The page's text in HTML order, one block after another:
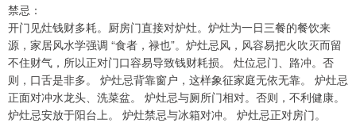
禁忌：
开门见灶钱财多耗。厨房门直接对炉灶。炉灶为一日三餐的餐饮来
源，家居风水学强调 “食者，禄也”。炉灶忌风，风容易把火吹灭而留
不住财气，所以正对门口容易导致钱财耗损。 灶位忌门、路冲。否
则，口舌是非多。 炉灶忌背靠窗户，这样象征家庭无依无靠。 炉灶忌
正面对冲水龙头、洗菜盆。 炉灶忌与厕所门相对。否则，不利健康。
炉灶忌安放于阳台上。 炉灶禁忌与冰箱对冲。 炉灶忌正对房门。